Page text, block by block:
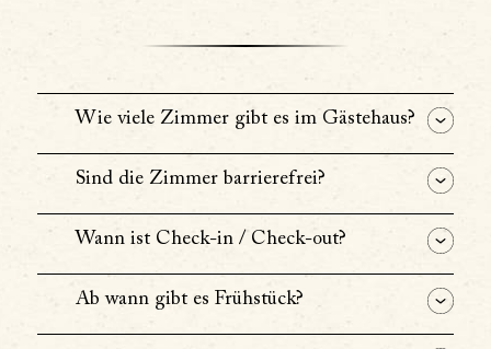
Wie viele Zimmer gibt es im Gästehaus?
Sind die Zimmer barrierefrei?
Wann ist Check-in / Check-out?
Ab wann gibt es Frühstück?